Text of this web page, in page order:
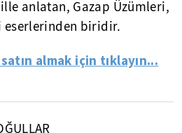
anlatan, Gazap Üzümleri,
eserlerinden biridir.
almak için tıklayın...